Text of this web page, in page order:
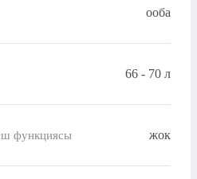
ооба
66 - 70 л
функциясы жок